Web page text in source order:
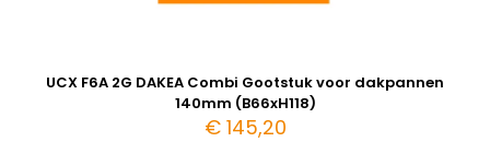
UCX F6A 2G DAKEA Combi Gootstuk voor dakpannen
140mm (B66xH118)
€145,20